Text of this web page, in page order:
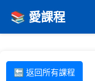
📚 愛課程
🔙 返回所有課程